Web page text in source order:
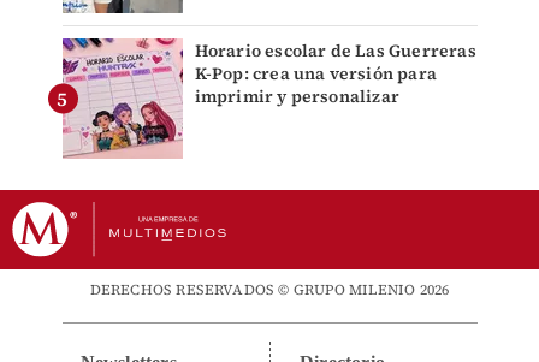
Horario escolar de Las Guerreras
K-Pop: crea una versión para
imprimir y personalizar
DERECHOS RESERVADOS © GRUPO MILENIO 2026